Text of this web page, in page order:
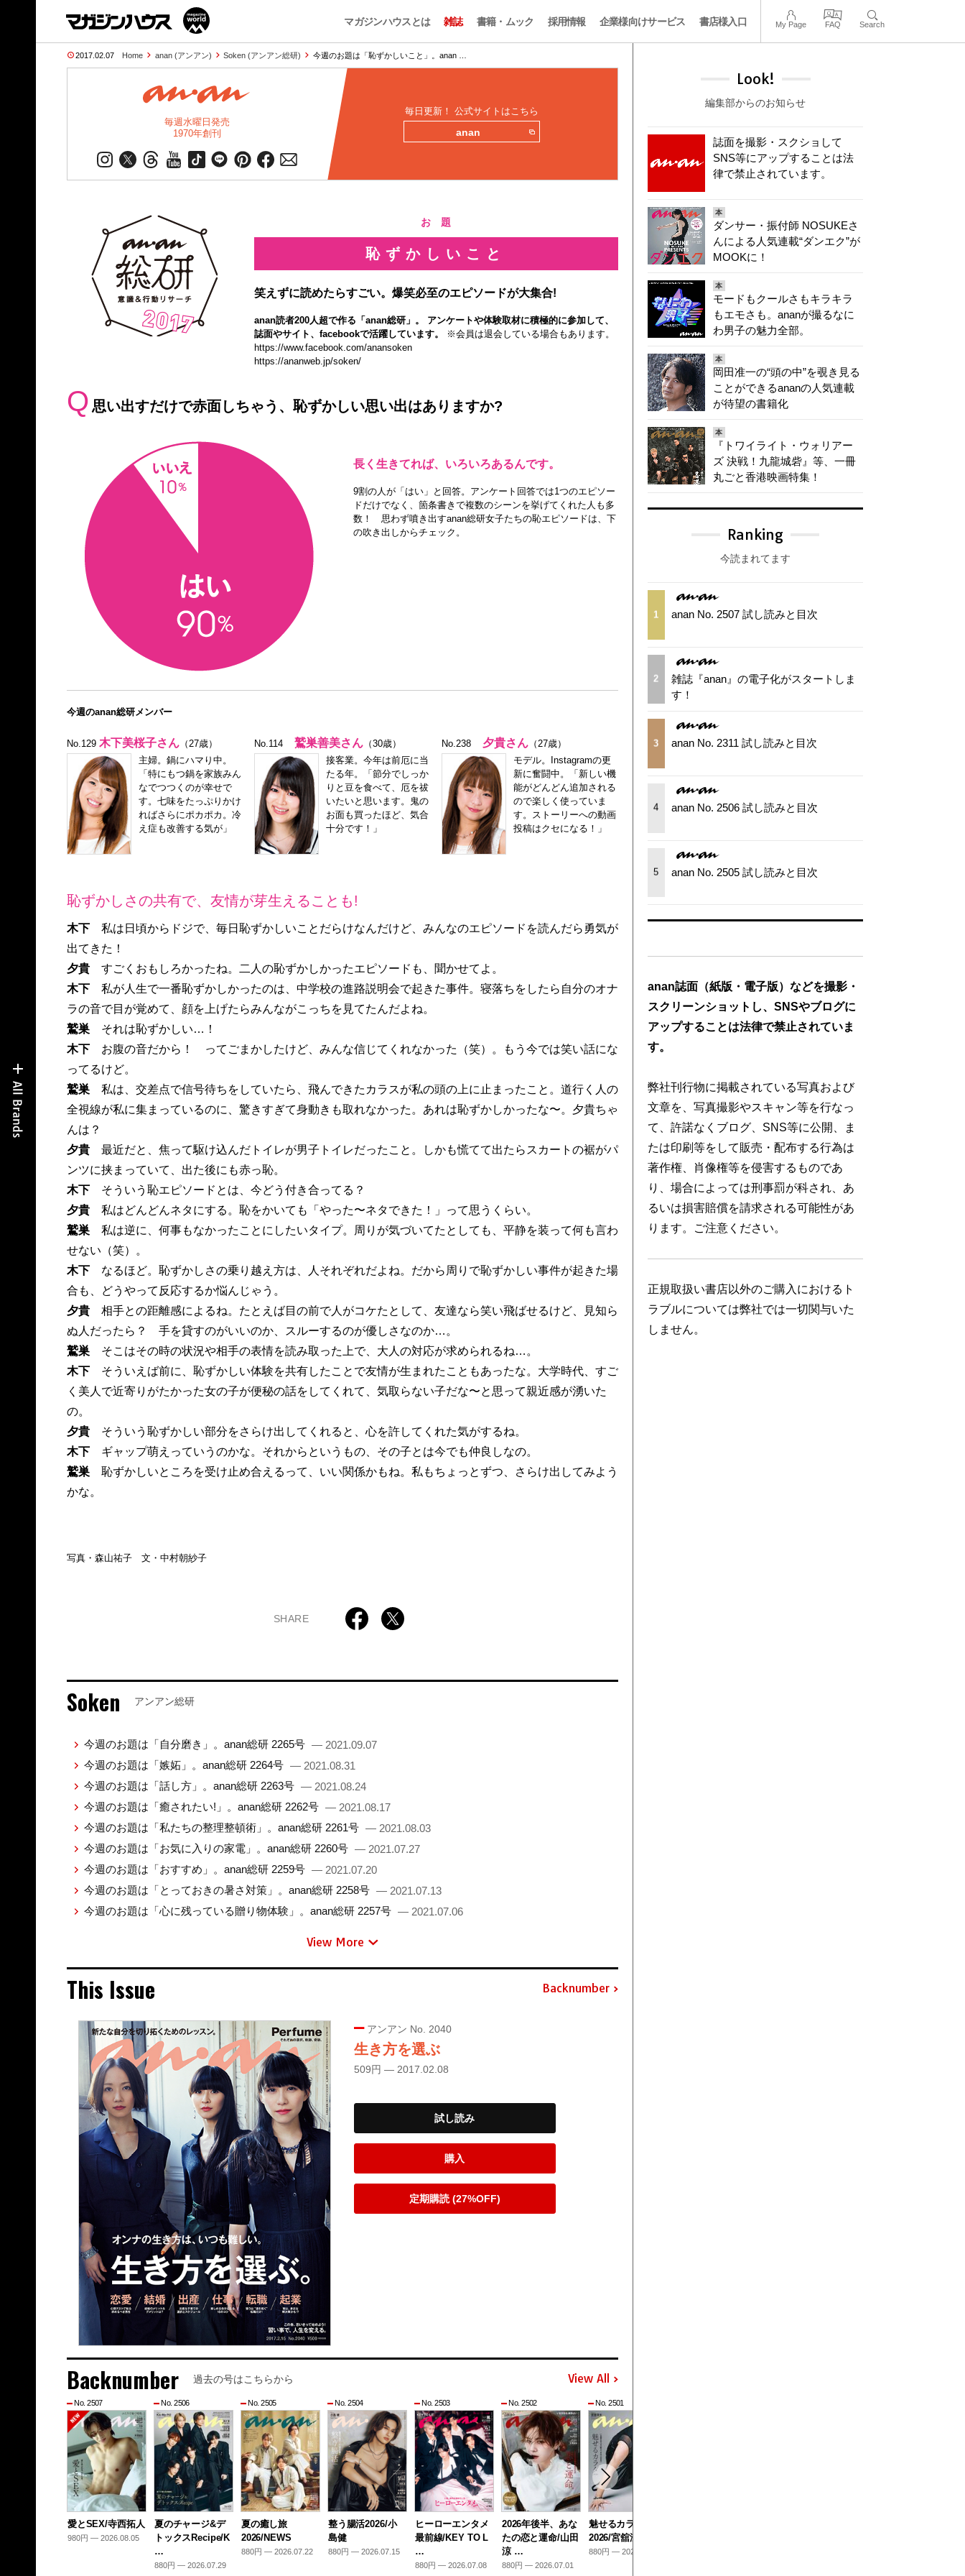
マガジンハウスとは 雑誌 書籍・ムック 採用情報 企業様向けサービス 書店様入口 My Page FAQ Search
2017.02.07 Home anan (アンアン) Soken (アンアン総研) 今週のお題は「恥ずかしいこと」。anan …
毎週水曜日発売
1970年創刊
毎日更新！ 公式サイトはこちら
anan
お 題
恥ずかしいこと
笑えずに読めたらすごい。爆笑必至のエピソードが大集合!
anan読者200人超で作る「anan総研」。 アンケートや体験取材に積極的に参加して、
誌面やサイト、facebookで活躍しています。
※会員は退会している場合もあります。
https://www.facebook.com/anansoken
https://ananweb.jp/soken/
Q 思い出すだけで赤面しちゃう、恥ずかしい思い出はありますか?
長く生きてれば、いろいろあるんです。
9割の人が「はい」と回答。アンケート回答では1つのエピソー
ドだけでなく、箇条書きで複数のシーンを挙げてくれた人も多
数！ 思わず噴き出すanan総研女子たちの恥エピソードは、下
の吹き出しからチェック。
今週のanan総研メンバー
No.129 木下美桜子さん（27歳）
主婦。鍋にハマり中。
「特にもつ鍋を家族みん
なでつつくのが幸せで
す。七味をたっぷりかけ
ればさらにポカポカ。冷
え症も改善する気が」
No.114 鷲巣善美さん（30歳）
接客業。今年は前厄に当
たる年。「節分でしっか
りと豆を食べて、厄を祓
いたいと思います。鬼の
お面も買ったほど、気合
十分です！」
No.238 夕貴さん（27歳）
モデル。Instagramの更
新に奮闘中。「新しい機
能がどんどん追加される
ので楽しく使っていま
す。ストーリーへの動画
投稿はクセになる！」
恥ずかしさの共有で、友情が芽生えることも!
木下私は日頃からドジで、毎日恥ずかしいことだらけなんだけど、みんなのエピソードを読んだら勇気が
出てきた！
夕貴すごくおもしろかったね。二人の恥ずかしかったエピソードも、聞かせてよ。
木下私が人生で一番恥ずかしかったのは、中学校の進路説明会で起きた事件。寝落ちをしたら自分のオナ
ラの音で目が覚めて、顔を上げたらみんながこっちを見てたんだよね。
鷲巣それは恥ずかしい…！
木下お腹の音だから！ ってごまかしたけど、みんな信じてくれなかった（笑）。もう今では笑い話にな
ってるけど。
鷲巣私は、交差点で信号待ちをしていたら、飛んできたカラスが私の頭の上に止まったこと。道行く人の
全視線が私に集まっているのに、驚きすぎて身動きも取れなかった。あれは恥ずかしかったな〜。夕貴ちゃ
んは？
夕貴最近だと、焦って駆け込んだトイレが男子トイレだったこと。しかも慌てて出たらスカートの裾がパ
ンツに挟まっていて、出た後にも赤っ恥。
木下そういう恥エピソードとは、今どう付き合ってる？
夕貴私はどんどんネタにする。恥をかいても「やった〜ネタできた！」って思うくらい。
鷲巣私は逆に、何事もなかったことにしたいタイプ。周りが気づいてたとしても、平静を装って何も言わ
せない（笑）。
木下なるほど。恥ずかしさの乗り越え方は、人それぞれだよね。だから周りで恥ずかしい事件が起きた場
合も、どうやって反応するか悩んじゃう。
夕貴相手との距離感によるね。たとえば目の前で人がコケたとして、友達なら笑い飛ばせるけど、見知ら
ぬ人だったら？ 手を貸すのがいいのか、スルーするのが優しさなのか…。
鷲巣そこはその時の状況や相手の表情を読み取った上で、大人の対応が求められるね…。
木下そういえば前に、恥ずかしい体験を共有したことで友情が生まれたこともあったな。大学時代、すご
く美人で近寄りがたかった女の子が便秘の話をしてくれて、気取らない子だな〜と思って親近感が湧いた
の。
夕貴そういう恥ずかしい部分をさらけ出してくれると、心を許してくれた気がするね。
木下ギャップ萌えっていうのかな。それからというもの、その子とは今でも仲良しなの。
鷲巣恥ずかしいところを受け止め合えるって、いい関係かもね。私もちょっとずつ、さらけ出してみよう
かな。
写真・森山祐子 文・中村朝紗子
SHARE
Soken アンアン総研
今週のお題は「自分磨き」。anan総研 2265号 — 2021.09.07
今週のお題は「嫉妬」。anan総研 2264号 — 2021.08.31
今週のお題は「話し方」。anan総研 2263号 — 2021.08.24
今週のお題は「癒されたい!」。anan総研 2262号 — 2021.08.17
今週のお題は「私たちの整理整頓術」。anan総研 2261号 — 2021.08.03
今週のお題は「お気に入りの家電」。anan総研 2260号 — 2021.07.27
今週のお題は「おすすめ」。anan総研 2259号 — 2021.07.20
今週のお題は「とっておきの暑さ対策」。anan総研 2258号 — 2021.07.13
今週のお題は「心に残っている贈り物体験」。anan総研 2257号 — 2021.07.06
View More
This Issue Backnumber
アンアン No. 2040
生き方を選ぶ
509円 — 2017.02.08
試し読み
購入
定期購読 (27%OFF)
Backnumber 過去の号はこちらから View All
No. 2507
愛とSEX/寺西拓人
980円 — 2026.08.05
No. 2506
夏のチャージ&デ
トックスRecipe/K
…
880円 — 2026.07.29
No. 2505
夏の癒し旅
2026/NEWS
880円 — 2026.07.22
No. 2504
整う腸活2026/小
島健
880円 — 2026.07.15
No. 2503
ヒーローエンタメ
最前線/KEY TO L
…
880円 — 2026.07.08
No. 2502
2026年後半、あな
たの恋と運命/山田
涼 …
880円 — 2026.07.01
No. 2501
魅せるカラダ
2026/宮舘涼太
880円 — 2026.06.24
Look!
編集部からのお知らせ
誌面を撮影・スクショして
SNS等にアップすることは法
律で禁止されています。
本
ダンサー・振付師 NOSUKEさ
んによる人気連載“ダンエク”が
MOOKに！
本
モードもクールさもキラキラ
もエモさも。ananが撮るなに
わ男子の魅力全部。
本
岡田准一の“頭の中”を覗き見る
ことができるananの人気連載
が待望の書籍化
本
『トワイライト・ウォリアー
ズ 決戦！九龍城砦』等、一冊
丸ごと香港映画特集！
Ranking
今読まれてます
1 anan No. 2507 試し読みと目次
2
雑誌『anan』の電子化がスタートしま
す！
3 anan No. 2311 試し読みと目次
4 anan No. 2506 試し読みと目次
5 anan No. 2505 試し読みと目次
anan誌面（紙版・電子版）などを撮影・
スクリーンショットし、SNSやブログに
アップすることは法律で禁止されていま
す。
弊社刊行物に掲載されている写真および
文章を、写真撮影やスキャン等を行なっ
て、許諾なくブログ、SNS等に公開、ま
たは印刷等をして販売・配布する行為は
著作権、肖像権等を侵害するものであ
り、場合によっては刑事罰が科され、あ
るいは損害賠償を請求される可能性があ
ります。ご注意ください。
正規取扱い書店以外のご購入におけるト
ラブルについては弊社では一切関与いた
しません。